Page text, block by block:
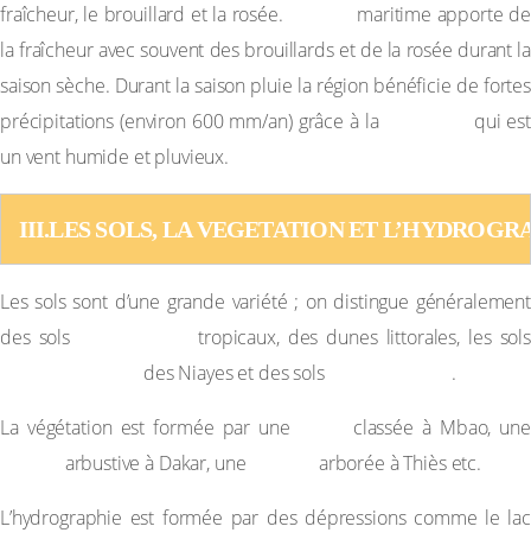
fraîcheur, le brouillard et la rosée.
maritime apporte de
la fraîcheur avec souvent des brouillards et de la rosée durant la
saison sèche. Durant la saison pluie la région bénéficie de fortes
précipitations (environ 600 mm/an) grâce à la
qui est
un vent humide et pluvieux.
III.LES SOLS, LA VEGETATION ET
Les sols sont d’une grande variété ; on distingue généralement
des sols
ferrugineuxtropicaux, des dunes littorales, les sols
des Niayes et des sols .
La végétation est formée par une
classée à Mbao, une
arbustive à Dakar, une arborée à Thiès etc.
L’hydrographie est formée par des dépressions comme le lac